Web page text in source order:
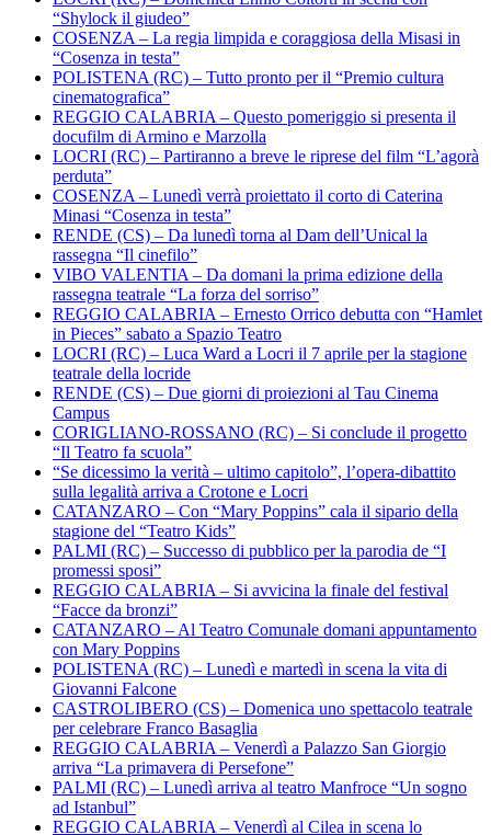
“Shylock il giudeo”
COSENZA – La regia limpida e coraggiosa della Misasi in
“Cosenza in testa”
POLISTENA (RC) – Tutto pronto per il “Premio cultura
cinematografica”
REGGIO CALABRIA – Questo pomeriggio si presenta il
docufilm di Armino e Marzolla
LOCRI (RC) – Partiranno a breve le riprese del film “L’agorà
perduta”
COSENZA – Lunedì verrà proiettato il corto di Caterina
Minasi “Cosenza in testa”
RENDE (CS) – Da lunedì torna al Dam dell’Unical la
rassegna “Il cinefilo”
VIBO VALENTIA – Da domani la prima edizione della
rassegna teatrale “La forza del sorriso”
REGGIO CALABRIA – Ernesto Orrico debutta con “Hamlet
in Pieces” sabato a Spazio Teatro
LOCRI (RC) – Luca Ward a Locri il 7 aprile per la stagione
teatrale della locride
RENDE (CS) – Due giorni di proiezioni al Tau Cinema
Campus
CORIGLIANO-ROSSANO (RC) – Si conclude il progetto
“Il Teatro fa scuola”
“Se dicessimo la verità – ultimo capitolo”, l’opera-dibattito
sulla legalità arriva a Crotone e Locri
CATANZARO – Con “Mary Poppins” cala il sipario della
stagione del “Teatro Kids”
PALMI (RC) – Successo di pubblico per la parodia de “I
promessi sposi”
REGGIO CALABRIA – Si avvicina la finale del festival
“Facce da bronzi”
CATANZARO – Al Teatro Comunale domani appuntamento
con Mary Poppins
POLISTENA (RC) – Lunedì e martedì in scena la vita di
Giovanni Falcone
CASTROLIBERO (CS) – Domenica uno spettacolo teatrale
per celebrare Franco Basaglia
REGGIO CALABRIA – Venerdì a Palazzo San Giorgio
arriva “La primavera di Persefone”
PALMI (RC) – Lunedì arriva al teatro Manfroce “Un sogno
ad Istanbul”
REGGIO CALABRIA – Venerdì al Cilea in scena lo